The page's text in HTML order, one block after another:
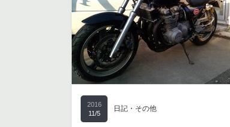
2016
11/5
日記・その他